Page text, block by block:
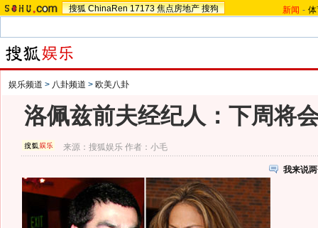
搜狐 ChinaRen 17173 焦点房地产 搜狗 新闻 -
娱乐频道 > 八卦频道 > 欧美八卦
洛佩兹前夫经纪人：下周将
来源：搜狐娱乐 作者：小毛
我来说